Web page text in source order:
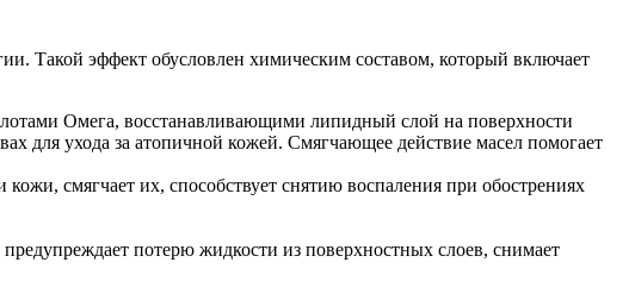
Такой эффект обусловлен химическим составом, который включает
Омега, восстанавливающими липидный слой на поверхности
для ухода за атопичной кожей. Смягчающее действие масел помогает
смягчает их, способствует снятию воспаления при обострениях
потерю жидкости из поверхностных слоев, снимает